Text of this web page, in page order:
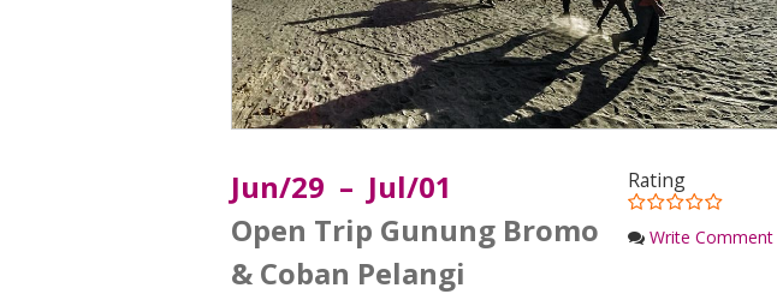
Rating
Write Comment
Jun/29 – Jul/01
Open Trip Gunung Bromo
& Coban Pelangi